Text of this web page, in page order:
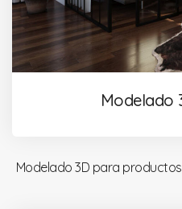
Modelado
Modelado 3D para